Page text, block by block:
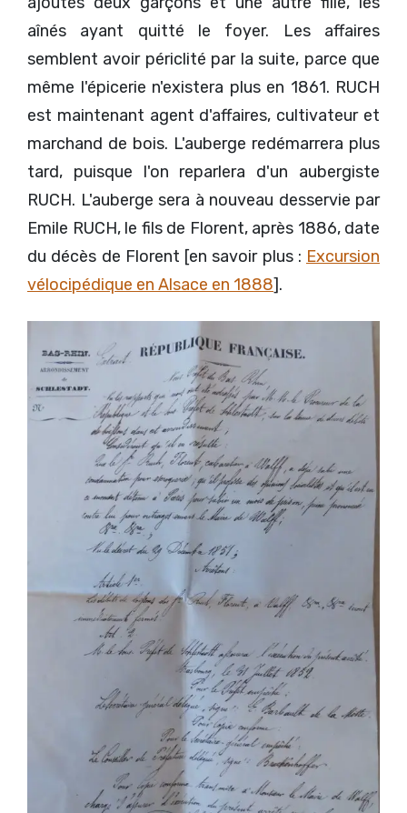
aînés ayant quitté le foyer. Les affaires
semblent avoir périclité par la suite, parce que
même l'épicerie n'existera plus en 1861. RUCH
est maintenant agent d'affaires, cultivateur et
marchand de bois. L'auberge redémarrera plus
tard, puisque l'on reparlera d'un aubergiste
RUCH. L'auberge sera à nouveau desservie par
Emile RUCH, le fils de Florent, après 1886, date
du décès de Florent [en savoir plus : Excursion
vélocipédique en Alsace en 1888].